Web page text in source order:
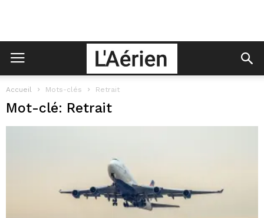
Accueil Mots-clés Retrait
Mot-clé: Retrait